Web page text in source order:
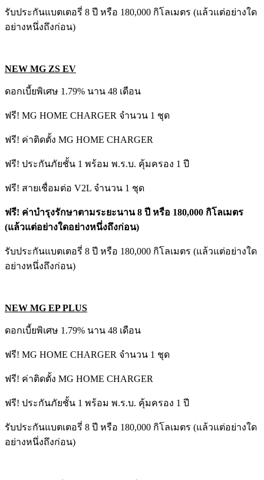
รับประกันแบตเตอรี่ 8 ปี หรือ 180,000 กิโลเมตร (แล้วแต่อย่างใด
อย่างหนึ่งถึงก่อน)
NEW MG ZS EV
ดอกเบี้ยพิเศษ 1.79% นาน 48 เดือน
ฟรี! MG HOME CHARGER จำนวน 1 ชุด
ฟรี! ค่าติดตั้ง MG HOME CHARGER
ฟรี! ประกันภัยชั้น 1 พร้อม พ.ร.บ. คุ้มครอง 1 ปี
ฟรี! สายเชื่อมต่อ V2L จำนวน 1 ชุด
ฟรี! ค่าบำรุงรักษาตามระยะนาน 8 ปี หรือ 180,000 กิโลเมตร
(แล้วแต่อย่างใดอย่างหนึ่งถึงก่อน)
รับประกันแบตเตอรี่ 8 ปี หรือ 180,000 กิโลเมตร (แล้วแต่อย่างใด
อย่างหนึ่งถึงก่อน)
NEW MG EP PLUS
ดอกเบี้ยพิเศษ 1.79% นาน 48 เดือน
ฟรี! MG HOME CHARGER จำนวน 1 ชุด
ฟรี! ค่าติดตั้ง MG HOME CHARGER
ฟรี! ประกันภัยชั้น 1 พร้อม พ.ร.บ. คุ้มครอง 1 ปี
รับประกันแบตเตอรี่ 8 ปี หรือ 180,000 กิโลเมตร (แล้วแต่อย่างใด
อย่างหนึ่งถึงก่อน)